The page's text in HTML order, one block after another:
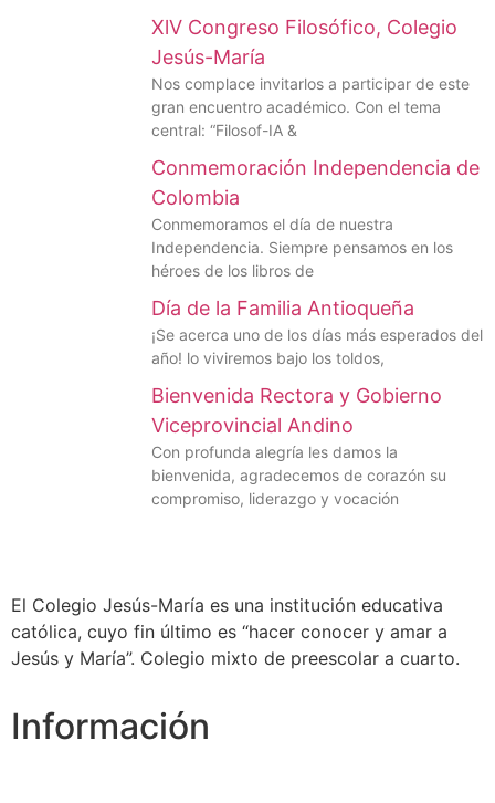
XlV Congreso Filosófico, Colegio
Jesús-María
Nos complace invitarlos a participar de este
gran encuentro académico. Con el tema
central: “Filosof-IA &
Conmemoración Independencia de
Colombia
Conmemoramos el día de nuestra
Independencia. Siempre pensamos en los
héroes de los libros de
Día de la Familia Antioqueña
¡Se acerca uno de los días más esperados del
año! lo viviremos bajo los toldos,
Bienvenida Rectora y Gobierno
Viceprovincial Andino
Con profunda alegría les damos la
bienvenida, agradecemos de corazón su
compromiso, liderazgo y vocación
El Colegio Jesús-María es una institución educativa
católica, cuyo fin último es “hacer conocer y amar a
Jesús y María”. Colegio mixto de preescolar a cuarto.
Información